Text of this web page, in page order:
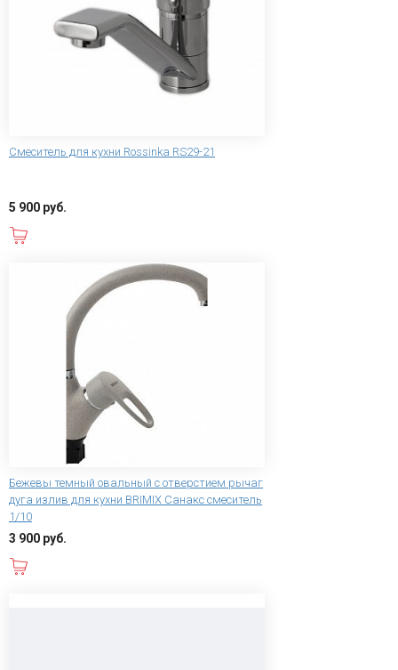
Смеситель для кухни Rossinka RS29-21
5 900 руб.
Бежевы темный овальный с отверстием рычаг
дуга излив для кухни BRIMIX Санакс смеситель
1/10
3 900 руб.